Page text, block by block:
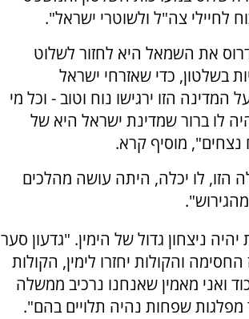
לחיילי צה"ל ולשוטרי ישראל".
את השמאל היא לחזור לשלוט
בשלטון, כדי שאזרחי ישראל
המדינה הזו ירגישו נוח וטוב - וכל מי
לו ברור שמדינת ישראל היא של
נצחים", מוסיף קרא.
הזו, לו יכלה, היתה עושה מהלכים
ניצחון גדול של הימין. "גדעון סער
והקולות יחזרו לימין, הקולות
ואני מאמין שאנחנו נרכיב ממשלה
מפלגות שפחות נהיה תלויים בהם".